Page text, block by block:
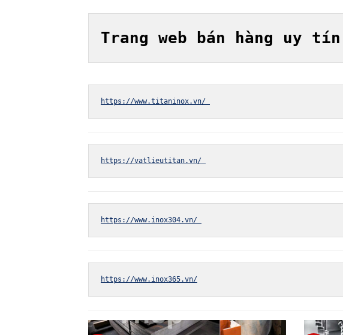
Trang web bán hàng uy tín
https://www.titaninox.vn/
https://vatlieutitan.vn/
https://www.inox304.vn/
https://www.inox365.vn/